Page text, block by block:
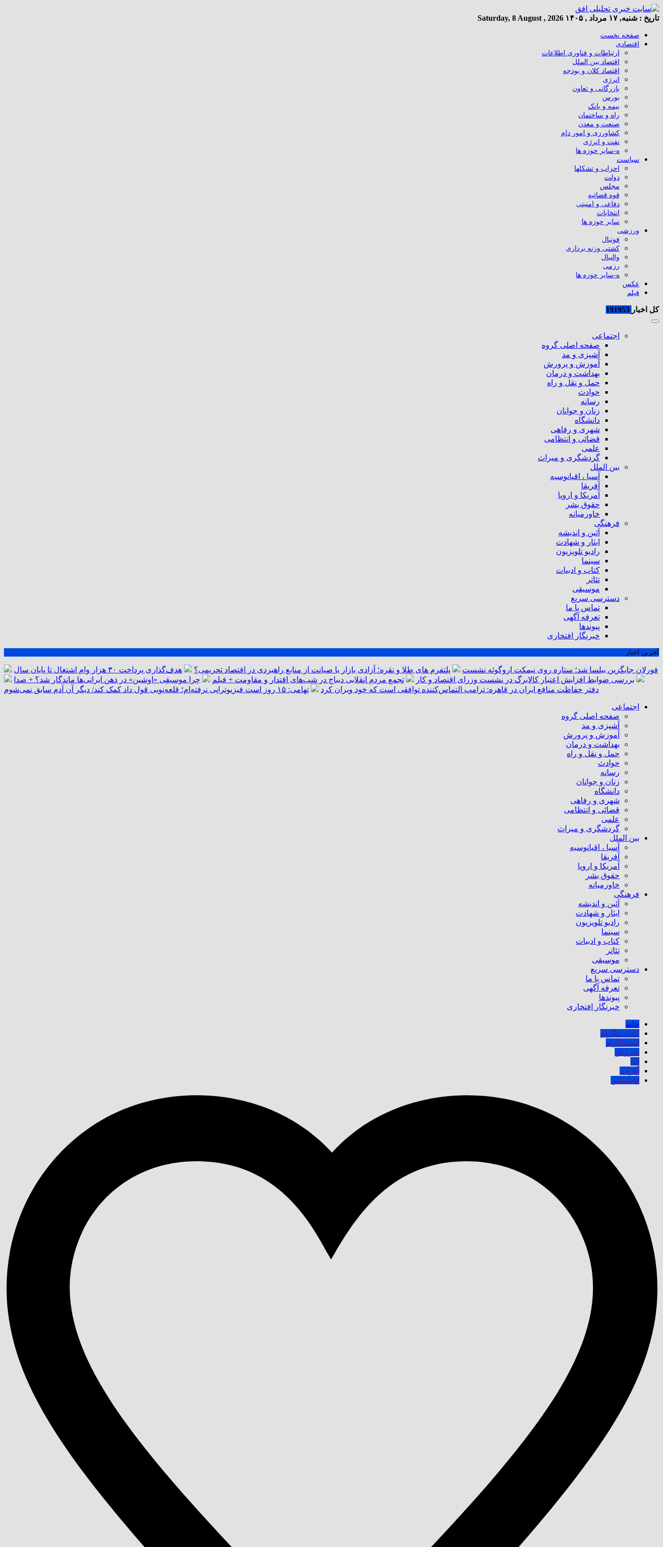
تاریخ : شنبه, ۱۷ مرداد , ۱۴۰۵ Saturday, 8 August , 2026
صفحه نخست
اقتصادی
ارتباطات و فناوری اطلاعات
اقتصاد بین الملل
اقتصاد کلان و بودجه
انرژی
بازرگانی و تعاون
بورس
بیمه و بانک
راه و ساختمان
صنعت و معدن
کشاورزی و امور دام
نفت و انرژی
ه-سایر حوزه ها
سیاست
احزاب و تشکلها
دولت
مجلس
قوه قضائیه
دفاعی و امنیتی
انتخابات
سایر حوزه ها
ورزشی
فوتبال
کشتی وزنه برداری
والیبال
رزمی
ه-سایر حوزه ها
عکس
فیلم
کل اخبار
اجتماعی
صفحه اصلی گروه
آشپزی و مد
آموزش و پرورش
بهداشت و درمان
حمل و نقل و راه
حوادث
رسانه
زنان و جوانان
دانشگاه
شهری و رفاهی
قضائی و انتظامی
علمی
گردشگری و میراث
بین الملل
آسیا ، اقیانوسیه
آفریقا
آمریکا و اروپا
حقوق بشر
خاورمیانه
فرهنگی
آئین و اندیشه
ایثار و شهادت
رادیو تلویزیون
سینما
کتاب و ادبیات
تئاتر
موسیقی
دسترسی سریع
تماس با ما
تعرفه آگهی
پیوندها
خبرنگار افتخاری
آخرین اخبار
فورلان جایگزین بیلسا شد؛ ستاره روی نیمکت اروگوئه نشست پلتفرم ‌های طلا و نقره؛ آزادی بازار یا صیانت از منابع راهبردی در اقتصاد تحریمی؟
هدف‌گذاری پرداخت ۳۰ هزار وام اشتغال تا پایان سال
بررسی ضوابط افزایش اعتبار کالابرگ در نشست وزرای اقتصاد و کار
تجمع مردم انقلابی دیباج در شب‌های اقتدار و مقاومت + فیلم
چرا موسیقی «اوشین» در ذهن ایرانی‌ها ماندگار شد؟ + صدا
دفتر حفاظت منافع ایران در قاهره: ترامپ التماس‌کننده توافقی است که خود ویران کرد
تهامی: ۱۵ روز است فیزیوتراپی نرفته‌ام؛ قلعه‌نویی قول داد کمک کند/ دیگر آن آدم سابق نمی‌شوم
اجتماعی
صفحه اصلی گروه
آشپزی و مد
آموزش و پرورش
بهداشت و درمان
حمل و نقل و راه
حوادث
رسانه
زنان و جوانان
دانشگاه
شهری و رفاهی
قضائی و انتظامی
علمی
گردشگری و میراث
بین الملل
آسیا ، اقیانوسیه
آفریقا
آمریکا و اروپا
حقوق بشر
خاورمیانه
فرهنگی
آئین و اندیشه
ایثار و شهادت
رادیو تلویزیون
سینما
کتاب و ادبیات
تئاتر
موسیقی
دسترسی سریع
تماس با ما
تعرفه آگهی
پیوندها
خبرنگار افتخاری
خانه
کانال تلگرام
اینستاگرام
سروش
ایتا
آپارات
اپلیکیشن